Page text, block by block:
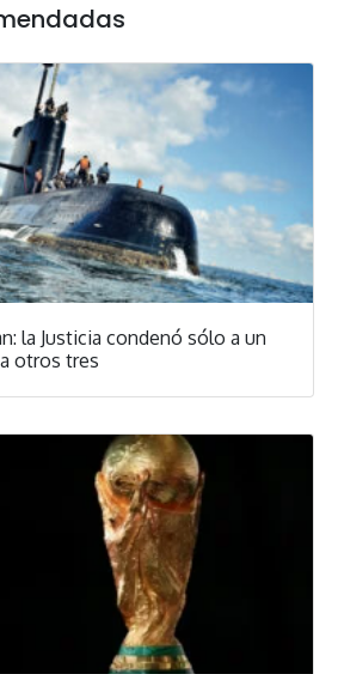
la Justicia condenó sólo a un
otros tres